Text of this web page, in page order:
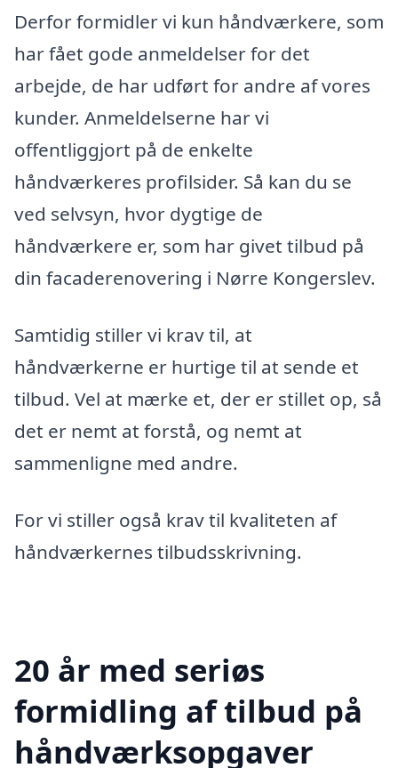
Derfor formidler vi kun håndværkere, som
har fået gode anmeldelser for det
arbejde, de har udført for andre af vores
kunder. Anmeldelserne har vi
offentliggjort på de enkelte
håndværkeres profilsider. Så kan du se
ved selvsyn, hvor dygtige de
håndværkere er, som har givet tilbud på
din facaderenovering i Nørre Kongerslev.
Samtidig stiller vi krav til, at
håndværkerne er hurtige til at sende et
tilbud. Vel at mærke et, der er stillet op, så
det er nemt at forstå, og nemt at
sammenligne med andre.
For vi stiller også krav til kvaliteten af
håndværkernes tilbudsskrivning.
20 år med seriøs
formidling af tilbud på
håndværksopgaver